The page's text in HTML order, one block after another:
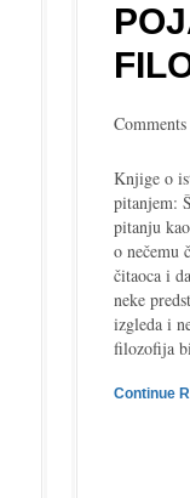
Knjige o
pitanjem:
pitanju
o nečemu
čitaoca i
neke
izgleda i
filozofija
Continue